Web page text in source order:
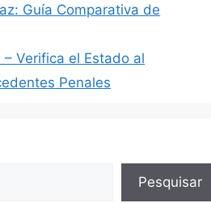
Guía Comparativa de
Verifica el Estado al
Penales
Pesquisar